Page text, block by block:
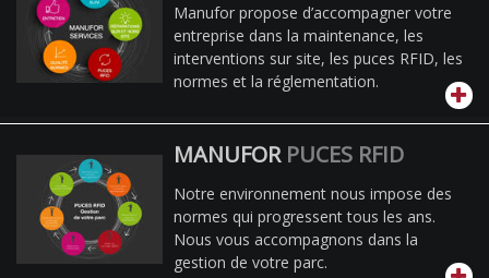
Manufor propose d’accompagner votre
entreprise dans la maintenance, les
interventions sur site, les puces RFID, les
normes et la réglementation.
MANUFOR PUCES RFID
Notre environnement nous impose des
normes qui progressent tous les ans.
Nous vous accompagnons dans la
gestion de votre parc.